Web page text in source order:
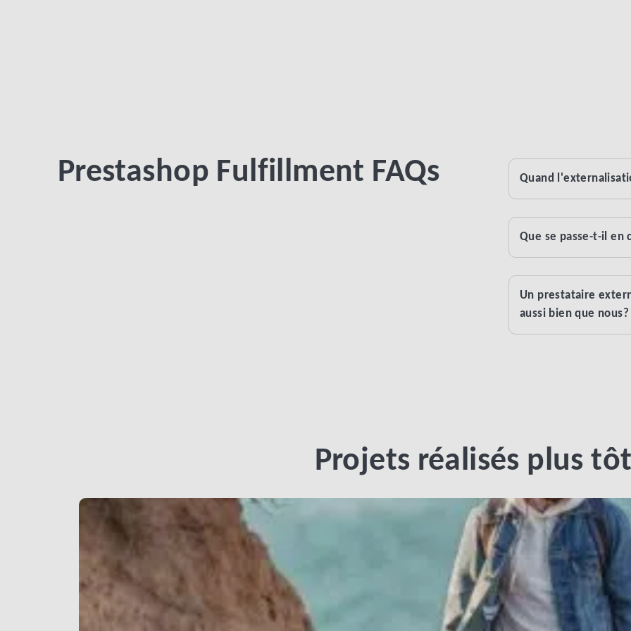
Prestashop Fulfillment FAQs Quand
Que se passe-t-il en
Un prestataire
aussi bien que nous?
Projets réalisés plus
LINK BTN